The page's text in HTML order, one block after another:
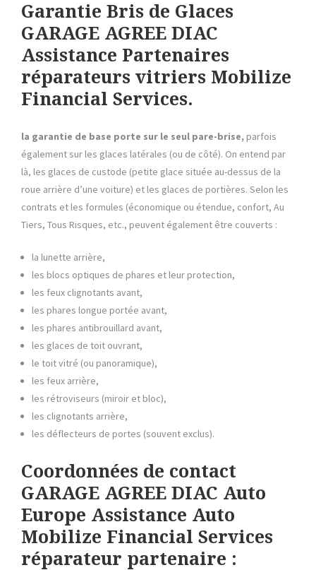
Garantie Bris de Glaces
GARAGE AGREE DIAC
Assistance Partenaires
réparateurs vitriers Mobilize
Financial Services.
la garantie de base porte sur le seul pare-brise, parfois
également sur les glaces latérales (ou de côté). On entend par
là, les glaces de custode (petite glace située au-dessus de la
roue arrière d’une voiture) et les glaces de portières. Selon les
contrats et les formules (économique ou étendue, confort, Au
Tiers, Tous Risques, etc., peuvent également être couverts :
la lunette arrière,
les blocs optiques de phares et leur protection,
les feux clignotants avant,
les phares longue portée avant,
les phares antibrouillard avant,
les glaces de toit ouvrant,
le toit vitré (ou panoramique),
les feux arrière,
les rétroviseurs (miroir et bloc),
les clignotants arrière,
les déflecteurs de portes (souvent exclus).
Coordonnées de contact
GARAGE AGREE DIAC Auto
Europe Assistance Auto
Mobilize Financial Services
réparateur partenaire :